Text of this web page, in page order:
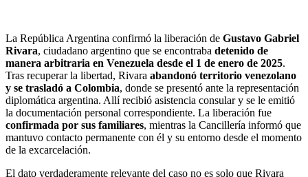
La República Argentina confirmó la liberación de Gustavo Gabriel
Rivara, ciudadano argentino que se encontraba detenido de
manera arbitraria en Venezuela desde el 1 de enero de 2025.
Tras recuperar la libertad, Rivara abandonó territorio venezolano
y se trasladó a Colombia, donde se presentó ante la representación
diplomática argentina. Allí recibió asistencia consular y se le emitió
la documentación personal correspondiente. La liberación fue
confirmada por sus familiares, mientras la Cancillería informó que
mantuvo contacto permanente con él y su entorno desde el momento
de la excarcelación.
El dato verdaderamente relevante del caso no es solo que Rivara